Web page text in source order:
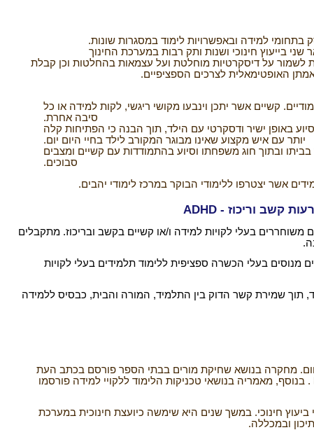
בתחומי למידה ובאפשרויות לימוד במסגרות שונות.
שני בייעוץ חינוכי ושנות ותק רבות במערכת החינוך
לשמור על דיסקרטיות מוחלטת ועל עצמאות בהחלטות וכן קבלת
האופטימאלית לצרכים הספציפיים.
קשיים אשר יתכן וינבעו מקושי ריגשי, לקות למידה או כל
סיבה אחרת.
באופן ישיר ודסקרטי עם הילד, תוך הבנה כי הפתיחות קלה
יותר עם איש מקצוע שאינו מבוגר המקורב לילד בחיי היום יום.
בביתו ובתוך חוג משפחתו וסיוע בהתמודדות עם קשיים ומצבים
סבוכים.
אשר יצטרפו ללימודי הבוקר במרכז לימודי יהבים.
קשב וריכוז -
ADHD
משוחררים בעלי לקויות למידה ו/או קשיים בקשב ובריכוז. מתקבלים
מנוסים בעלי הכשרה ספציפית ללימוד תלמידים בעלי לקויות
תוך שמירת קשר הדוק בין התלמיד, המורה והבית, כבסיס ללמידה
מחקרה בנושא שחיקת מורים בבתי הספר פורסם בכתב העת
.בנוסף, מאמריה בנושאי טכניקות הלימוד ללקויי למידה פורסמו
ביעוץ חינוכי. במשך שנים היא שימשה כיועצת חינוכית במערכת
ובמכללה.